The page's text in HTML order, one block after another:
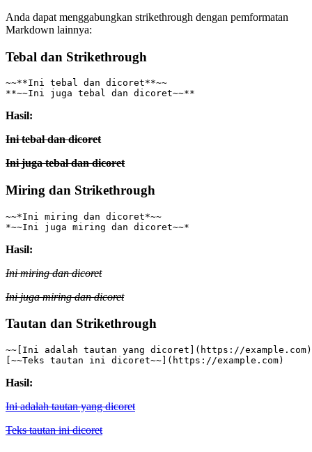
Anda dapat menggabungkan strikethrough dengan pemformatan
Markdown lainnya:
Tebal dan Strikethrough
~~**Ini tebal dan dicoret**~~
**~~Ini juga tebal dan dicoret~~**
Hasil:
Ini tebal dan dicoret
Ini juga tebal dan dicoret
Miring dan Strikethrough
~~*Ini miring dan dicoret*~~
*~~Ini juga miring dan dicoret~~*
Hasil:
Ini miring dan dicoret
Ini juga miring dan dicoret
Tautan dan Strikethrough
~~[Ini adalah tautan yang dicoret](https://
[~~Teks tautan ini dicoret~~](https://example.com)
Hasil:
Ini adalah tautan yang dicoret
Teks tautan ini dicoret